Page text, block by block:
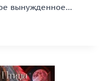
вынужденное…